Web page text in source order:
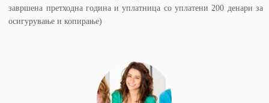
завршена претходна година и уплатница со уплатени 200 денари за
осигурување и копирање)